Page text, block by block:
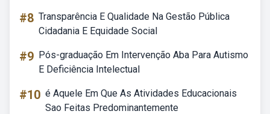
#8 Transparência E Qualidade Na Gestão Pública
Cidadania E Equidade Social
#9 Pós-graduação Em Intervenção Aba Para Autismo
E Deficiência Intelectual
#10 é Aquele Em Que As Atividades Educacionais
Sao Feitas Predominantemente